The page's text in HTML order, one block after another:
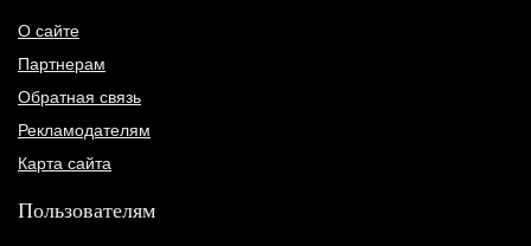
О сайте
Партнерам
Обратная связь
Рекламодателям
Карта сайта
Пользователям